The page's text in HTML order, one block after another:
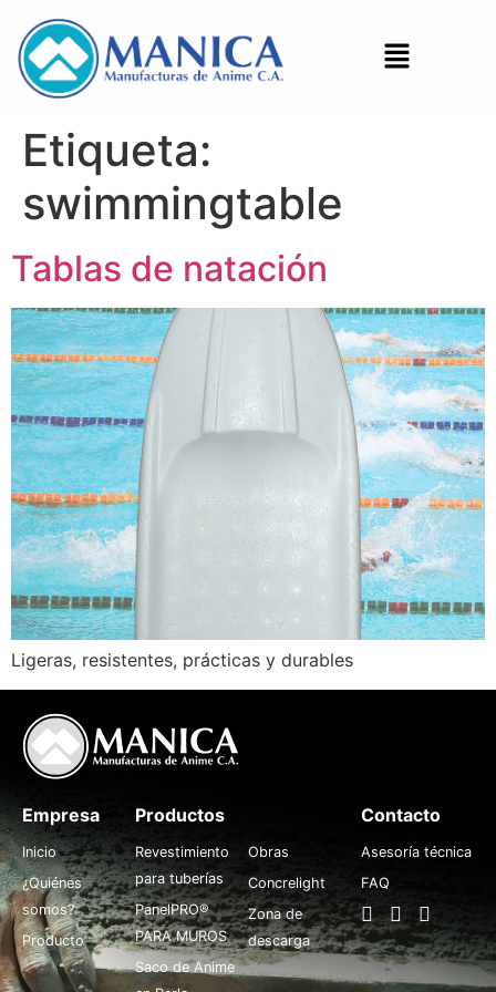
Etiqueta:
swimmingtable
Tablas de natación
Ligeras, resistentes, prácticas y durables
Empresa
Inicio
¿Quiénes
somos?
Producto
Productos
Revestimiento
para tuberías
PanelPRO®
PARA MUROS
Saco de Anime
Obras
Concrelight
Zona de
descarga
Contacto
Asesoría técnica
FAQ